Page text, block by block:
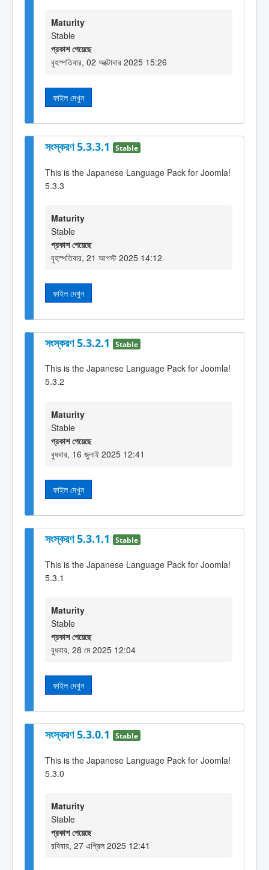
Maturity
Stable
প্রকাশ পেয়েছে
বৃহস্পতিবার, 02 অক্টোবার 2025 15:26
ফাইল দেখুন
সংস্করণ 5.3.3.1 Stable
This is the Japanese Language Pack for Joomla!
5.3.3
Maturity
Stable
প্রকাশ পেয়েছে
বৃহস্পতিবার, 21 আগস্ট 2025 14:12
ফাইল দেখুন
সংস্করণ 5.3.2.1 Stable
This is the Japanese Language Pack for Joomla!
5.3.2
Maturity
Stable
প্রকাশ পেয়েছে
বুধবার, 16 জুলাই 2025 12:41
ফাইল দেখুন
সংস্করণ 5.3.1.1 Stable
This is the Japanese Language Pack for Joomla!
5.3.1
Maturity
Stable
প্রকাশ পেয়েছে
বুধবার, 28 মে 2025 12:04
ফাইল দেখুন
সংস্করণ 5.3.0.1 Stable
This is the Japanese Language Pack for Joomla!
5.3.0
Maturity
Stable
প্রকাশ পেয়েছে
রবিবার, 27 এপ্রিল 2025 12:41